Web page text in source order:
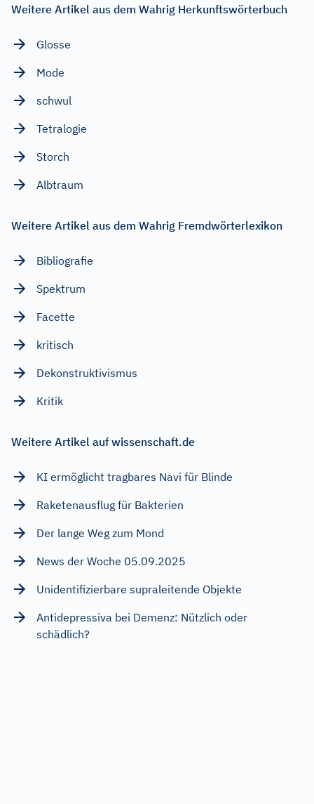
Weitere Artikel aus dem Wahrig Herkunftswörterbuch
Glosse
Mode
schwul
Tetralogie
Storch
Albtraum
Weitere Artikel aus dem Wahrig Fremdwörterlexikon
Bibliografie
Spektrum
Facette
kritisch
Dekonstruktivismus
Kritik
Weitere Artikel auf wissenschaft.de
KI ermöglicht tragbares Navi für Blinde
Raketenausflug für Bakterien
Der lange Weg zum Mond
News der Woche 05.09.2025
Unidentifizierbare supraleitende Objekte
Antidepressiva bei Demenz: Nützlich oder
schädlich?